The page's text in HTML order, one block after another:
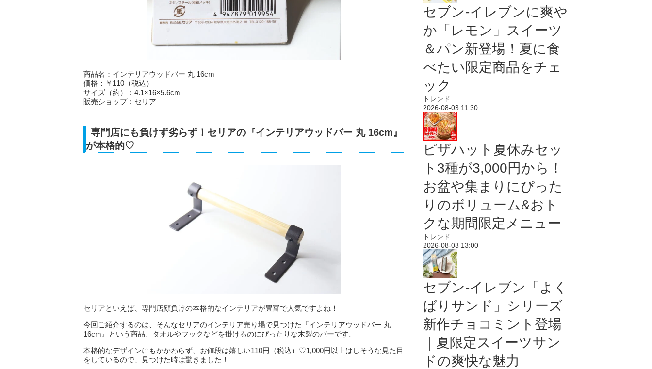
商品名：インテリアウッドバー 丸 16cm
価格：￥110（税込）
サイズ（約）：4.1×16×5.6cm
販売ショップ：セリア
専門店にも負けず劣らず！セリアの『インテリアウッドバー 丸 16cm』
が本格的♡
セリアといえば、専門店顔負けの本格的なインテリアが豊富で人気ですよね！
今回ご紹介するのは、そんなセリアのインテリア売り場で見つけた『インテリアウッドバー 丸
16cm』という商品。タオルやフックなどを掛けるのにぴったりな木製のバーです。
本格的なデザインにもかかわらず、お値段は嬉しい110円（税込）♡1,000円以上はしそうな見た目
をしているので、見つけた時は驚きました！
セブン‐イレブンに爽や
か「レモン」スイーツ
＆パン新登場！夏に食
べたい限定商品をチェ
ック
トレンド
2026-08-03 11:30
ピザハット夏休みセッ
ト3種が3,000円から！
お盆や集まりにぴった
りのボリューム&おト
クな期間限定メニュー
トレンド
2026-08-03 13:00
セブン‐イレブン「よく
ばりサンド」シリーズ
新作チョコミント登場
｜夏限定スイーツサン
ドの爽快な魅力